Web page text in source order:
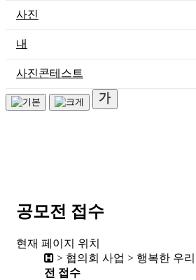
사진
내
사진콘테스트
공모전 접수
현재 페이지 위치
> 협의회 사업 > 행복한 우
전 접수